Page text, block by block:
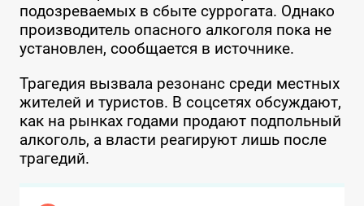
подозреваемых в сбыте суррогата. Однако
производитель опасного алкоголя пока не
установлен, сообщается в источнике.
Трагедия вызвала резонанс среди местных
жителей и туристов. В соцсетях обсуждают,
как на рынках годами продают подпольный
алкоголь, а власти реагируют лишь после
трагедий.